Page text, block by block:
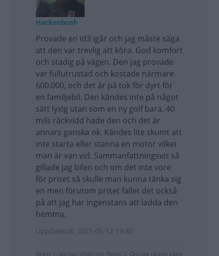
Hackenbush
Provade en id3 igår och jag måste säga
att den var trevlig att köra. God komfort
och stadig på vägen. Den jag provade
var fullutrustad och kostade närmare
600.000, och det är på tok för dyrt för
en familjebil. Den kändes inte på något
sätt lyxig utan som en ny golf bara. 40
mils räckvidd hade den och det är
annars ganska ok. Kändes lite skumt att
inte starta eller stanna en motor vilket
man är van vid. Sammanfattningsvis så
gillade jag bilen och om det inte vore
för priset så skulle man kunna tänka sig
en men förutom priset fallet det också
på att jag har ingenstans att ladda den
hemma.
Uppdaterat: 2021-05-12 19:40
Regel 1: Jag har alltid rätt. Regel 2: Om jag någon gång